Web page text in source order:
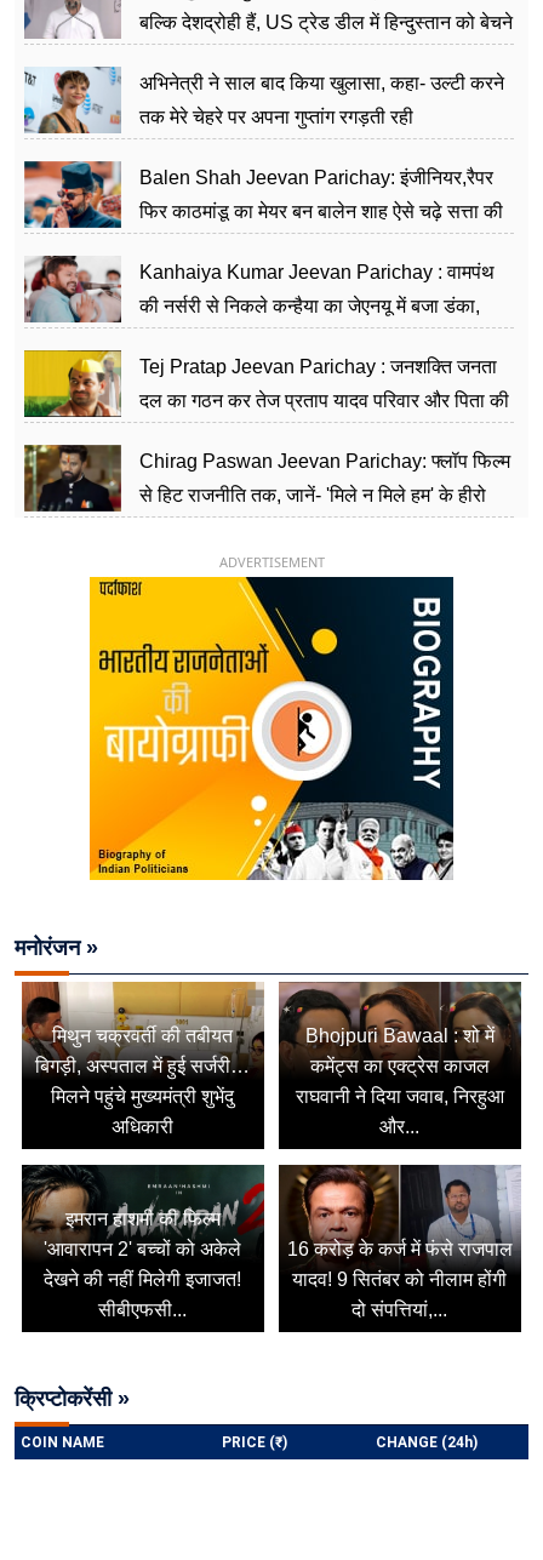
बल्कि देशद्रोही हैं, US ट्रेड डील में हिन्दुस्तान को बेचने
अभिनेत्री ने साल बाद किया खुलासा, कहा- उल्टी करने
तक मेरे चेहरे पर अपना गुप्तांग रगड़ती रही
Balen Shah Jeevan Parichay: इंजीनियर,रैपर
फिर काठमांडू का मेयर बन बालेन शाह ऐसे चढ़े सत्ता की
Kanhaiya Kumar Jeevan Parichay : वामपंथ
की नर्सरी से निकले कन्हैया का जेएनयू में बजा डंका,
Tej Pratap Jeevan Parichay : जनशक्ति जनता
दल का गठन कर तेज प्रताप यादव परिवार और पिता की
Chirag Paswan Jeevan Parichay: फ्लॉप फिल्म
से हिट राजनीति तक, जानें- 'मिले न मिले हम' के हीरो
ADVERTISEMENT
मनोरंजन »
मिथुन चक्रवर्ती की तबीयत
बिगड़ी, अस्पताल में हुई सर्जरी…
मिलने पहुंचे मुख्यमंत्री शुभेंदु
अधिकारी
Bhojpuri Bawaal : शो में
कमेंट्स का एक्ट्रेस काजल
राघवानी ने दिया जवाब, निरहुआ
और...
इमरान हाशमी की फिल्म
'आवारापन 2' बच्चों को अकेले
देखने की नहीं मिलेगी इजाजत!
सीबीएफसी...
16 करोड़ के कर्ज में फंसे राजपाल
यादव! 9 सितंबर को नीलाम होंगी
दो संपत्तियां,...
क्रिप्टोकरेंसी »